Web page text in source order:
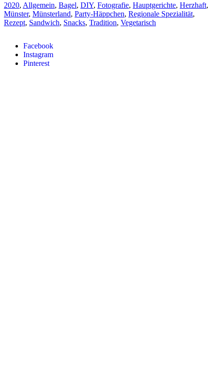
Facebook
Instagram
Pinterest
2020, Allgemein, Bagel, DIY, Fotografie, Hauptgerichte, Herzhaft,
Münster, Münsterland, Party-Häppchen, Regionale Spezialität,
Rezept, Sandwich, Snacks, Tradition, Vegetarisch